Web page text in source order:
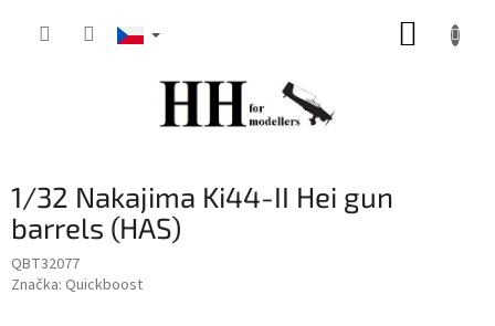
1/32 Nakajima Ki44-II Hei gun
barrels (HAS)
QBT32077
Značka: Quickboost